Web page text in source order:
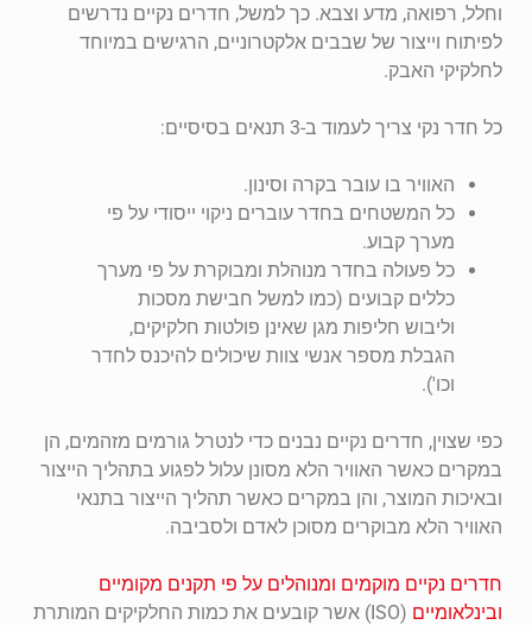
וחלל, רפואה, מדע וצבא. כך למשל, חדרים נקיים נדרשים
לפיתוח וייצור של שבבים אלקטרוניים, הרגישים במיוחד
לחלקיקי האבק.
כל חדר נקי צריך לעמוד ב-3 תנאים בסיסיים:
האוויר בו עובר בקרה וסינון.
כל המשטחים בחדר עוברים ניקוי ייסודי על פי
מערך קבוע.
כל פעולה בחדר מנוהלת ומבוקרת על פי מערך
כללים קבועים (כמו למשל חבישת מסכות
וליבוש חליפות מגן שאינן פולטות חלקיקים,
הגבלת מספר אנשי צוות שיכולים להיכנס לחדר
וכו').
כפי שצוין, חדרים נקיים נבנים כדי לנטרל גורמים מזהמים, הן
במקרים כאשר האוויר הלא מסונן עלול לפגוע בתהליך הייצור
ובאיכות המוצר, והן במקרים כאשר תהליך הייצור בתנאי
האוויר הלא מבוקרים מסוכן לאדם ולסביבה.
חדרים נקיים מוקמים ומנוהלים על פי תקנים מקומיים
ובינלאומיים
(ISO) אשר קובעים את כמות החלקיקים המותרת